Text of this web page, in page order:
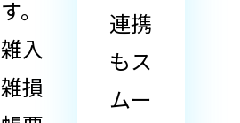
す。
雑入
雑損
連携
もス
ムー